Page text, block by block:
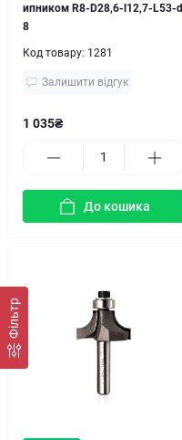
Фільтр
ипником R8-D28,6-l12,7-L53-d
8
Код товару: 1281
Залишити відгук
1 035₴
До кошика